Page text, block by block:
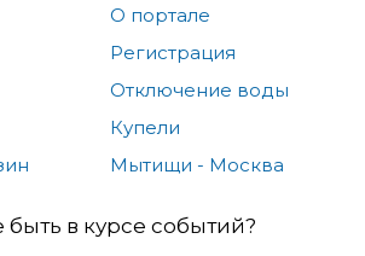
О портале
Регистрация
Отключение воды
Купели
Мытищи - Москва
быть в курсе событий?